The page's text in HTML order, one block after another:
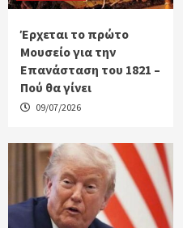
Έρχεται το πρώτο
Μουσείο για την
Επανάσταση του 1821 –
Πού θα γίνει
09/07/2026